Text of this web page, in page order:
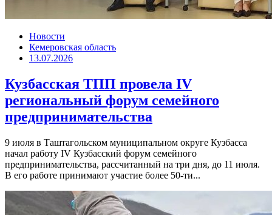
Новости
Кемеровская область
13.07.2026
Кузбасская ТПП провела IV
региональный форум семейного
предпринимательства
9 июля в Таштагольском муниципальном округе Кузбасса
начал работу IV Кузбасский форум семейного
предпринимательства, рассчитанный на три дня, до 11 июля.
В его работе принимают участие более 50-ти...